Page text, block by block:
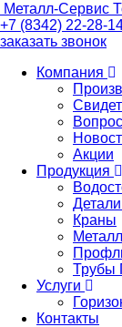
Металл-Сервис
+7 (8342) 22-28-
заказать звонок
Компания
Акции
Продукция
Краны
Трубы
Услуги
Контакты